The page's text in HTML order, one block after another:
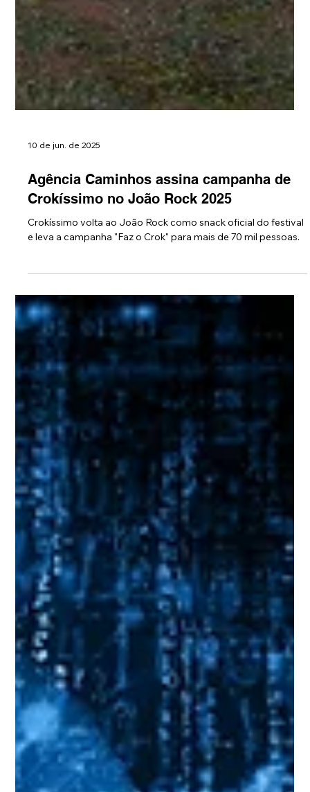
10 de jun. de 2025
Agência Caminhos assina campanha de
Crokíssimo no João Rock 2025
Crokíssimo volta ao João Rock como snack oficial do festival
e leva a campanha "Faz o Crok" para mais de 70 mil pessoas.